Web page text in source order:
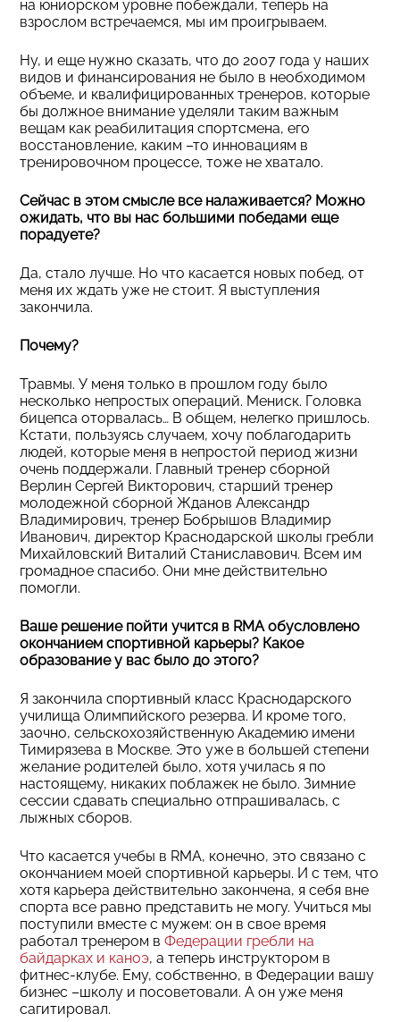
на юниорском уровне побеждали, теперь на
взрослом встречаемся, мы им проигрываем.
Ну, и еще нужно сказать, что до 2007 года у наших
видов и финансирования не было в необходимом
объеме, и квалифицированных тренеров, которые
бы должное внимание уделяли таким важным
вещам как реабилитация спортсмена, его
восстановление, каким –то инновациям в
тренировочном процессе, тоже не хватало.
Сейчас в этом смысле все налаживается? Можно
ожидать, что вы нас большими победами еще
порадуете?
Да, стало лучше. Но что касается новых побед, от
меня их ждать уже не стоит. Я выступления
закончила.
Почему?
Травмы. У меня только в прошлом году было
несколько непростых операций. Мениск. Головка
бицепса оторвалась… В общем, нелегко пришлось.
Кстати, пользуясь случаем, хочу поблагодарить
людей, которые меня в непростой период жизни
очень поддержали. Главный тренер сборной
Верлин Сергей Викторович, старший тренер
молодежной сборной Жданов Александр
Владимирович, тренер Бобрышов Владимир
Иванович, директор Краснодарской школы гребли
Михайловский Виталий Станиславович. Всем им
громадное спасибо. Они мне действительно
помогли.
Ваше решение пойти учится в RMA обусловлено
окончанием спортивной карьеры? Какое
образование у вас было до этого?
Я закончила спортивный класс Краснодарского
училища Олимпийского резерва. И кроме того,
заочно, сельскохозяйственную Академию имени
Тимирязева в Москве. Это уже в большей степени
желание родителей было, хотя училась я по
настоящему, никаких поблажек не было. Зимние
сессии сдавать специально отпрашивалась, с
лыжных сборов.
Что касается учебы в RMA, конечно, это связано с
окончанием моей спортивной карьеры. И с тем, что
хотя карьера действительно закончена, я себя вне
спорта все равно представить не могу. Учиться мы
поступили вместе с мужем: он в свое время
работал тренером в Федерации гребли на
байдарках и каноэ, а теперь инструктором в
фитнес-клубе. Ему, собственно, в Федерации вашу
бизнес –школу и посоветовали. А он уже меня
сагитировал.